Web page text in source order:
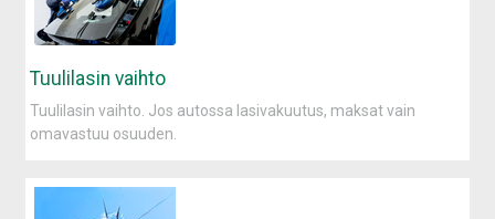
Tuulilasin vaihto
Tuulilasin vaihto. Jos autossa lasivakuutus, maksat vain
omavastuu osuuden.